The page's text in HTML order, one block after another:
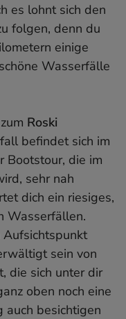
es lohnt sich den
folgen, denn du
einige
Wasserfälle
Roski
befindet sich im
Bootstour, die im
sehr nah
dich ein riesiges,
Wasserfällen.
sein von
die sich unter dir
oben noch eine
auch besichtigen